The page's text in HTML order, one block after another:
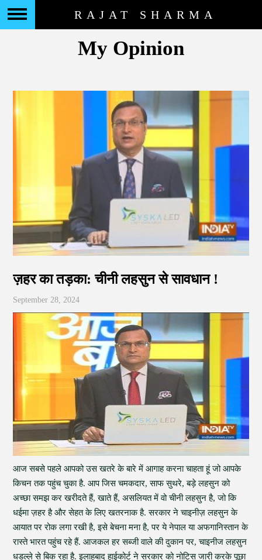
RAJAT SHARMA
My Opinion
ज़हर का तड़का: चीनी लहसुन से सावधान !
September 28, 2024
आज सबसे पहले आपको उस खतरे के बारे में आगाह करना चाहता हूं जो आपके
किचन तक पहुंच चुका है. आप जिस चमकदार, साफ सुथरे, बड़े लहसुन को
अच्छा समझ कर खरीदते हैं, खाते हैं, असलियत में वो चीनी लहसुन है, जो कि
धईमा ज़हर है और सेहत के लिए खतरनाक है. सरकार ने चाइनीज़ लहसुन के
आयात पर रोक लगा रखी है, इसे बेचना मना है, पर ये नेपाल या अफगानिस्तान के
रास्ते भारत पहुंच रहे हैं. आजकल हर सब्जी वाले की दुकान पर, चाइनीज लहसुन
धडल्ले से बिक रहा है. इलाहबाद हाईकोर्ट ने सरकार को नोटिस जारी करके पूछा